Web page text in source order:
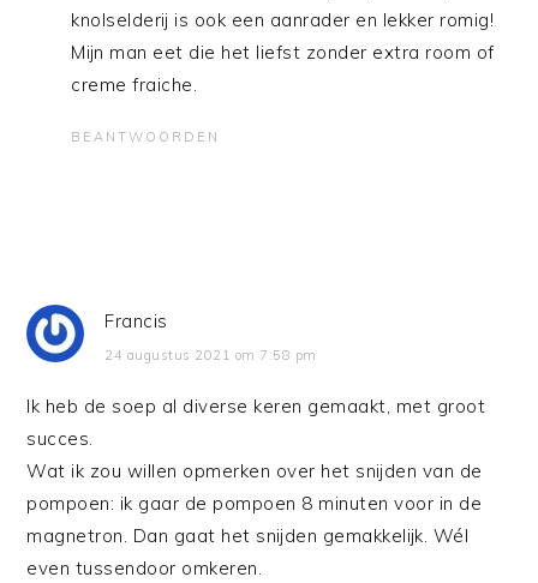
knolselderij is ook een aanrader en lekker romig!
Mijn man eet die het liefst zonder extra room of
creme fraiche.
BEANTWOORDEN
Francis
24 augustus 2021 om 7:58 pm
Ik heb de soep al diverse keren gemaakt, met groot
succes.
Wat ik zou willen opmerken over het snijden van de
pompoen: ik gaar de pompoen 8 minuten voor in de
magnetron. Dan gaat het snijden gemakkelijk. Wél
even tussendoor omkeren.